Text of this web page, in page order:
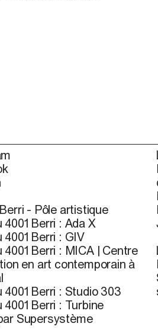
- Pôle artistique
4001 Berri : Ada X
4001 Berri : GIV
4001 Berri : MICA | Centre
en art contemporain à
4001 Berri : Studio 303
4001 Berri : Turbine
Supersystème